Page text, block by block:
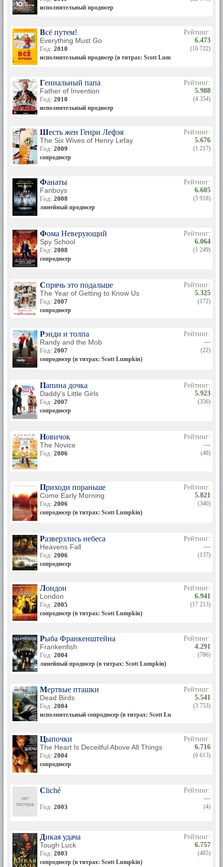
исполнительный продюсер
Всё путем!
Everything Must Go
Год: 2010
исполнительный продюсер (в титрах: Scott Lumpkin)
Рейтинг:
6.473
(16 722)
Гениальный папа
Father of Invention
Год: 2010
исполнительный продюсер
Рейтинг:
5.988
(4 354)
Шесть жен Генри Лефэя
The Six Wives of Henry Lefay
Год: 2009
сопродюсер
Рейтинг:
5.676
(1 217)
Фанаты
Fanboys
Год: 2008
линейный продюсер
Рейтинг:
6.605
(5 918)
Фома Неверующий
Spy School
Год: 2008
сопродюсер
Рейтинг:
6.064
(1 249)
Спрячь это подальше
The Year of Getting to Know Us
Год: 2007
сопродюсер
Рейтинг:
5.325
(172)
Рэнди и толпа
Randy and the Mob
Год: 2007
сопродюсер (в титрах: Scott Lumpkin)
Рейтинг:
—
(22)
Папина дочка
Daddy's Little Girls
Год: 2007
сопродюсер
Рейтинг:
5.923
(356)
Новичок
The Novice
Год: 2006
Рейтинг:
—
(48)
Приходи пораньше
Come Early Morning
Год: 2006
сопродюсер (в титрах: Scott Lumpkin)
Рейтинг:
5.821
(340)
Разверзлись небеса
Heavens Fall
Год: 2006
сопродюсер
Рейтинг:
—
(137)
Лондон
London
Год: 2005
сопродюсер (в титрах: Scott Lumpkin)
Рейтинг:
6.941
(17 213)
Рыба Франкенштейна
Frankenfish
Год: 2004
линейный продюсер (в титрах: Scott Lumpkin)
Рейтинг:
4.291
(786)
Мертвые пташки
Dead Birds
Год: 2004
исполнительный сопродюсер (в титрах: Scott Lumpkin) / line
Рейтинг:
5.541
(3 753)
Цыпочки
The Heart Is Deceitful Above All Things
Год: 2004
сопродюсер
Рейтинг:
6.716
(6 613)
Cliché
Год: 2003
Рейтинг:
—
(4)
Дикая удача
Tough Luck
Год: 2003
сопродюсер (в титрах: Scott Lumpkin)
Рейтинг:
6.757
(485)